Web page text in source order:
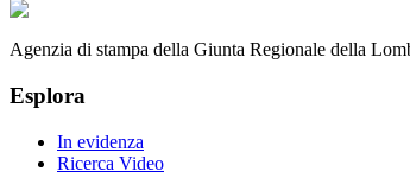
Agenzia di stampa della Giunta Regionale della
Esplora
In evidenza
Ricerca Video